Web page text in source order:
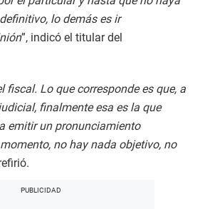
lo demás es ir
”, indicó el titular del
fiscal. Lo que corresponde es que, a
finalmente esa es la que
emitir un pronunciamiento
no hay nada objetivo, no